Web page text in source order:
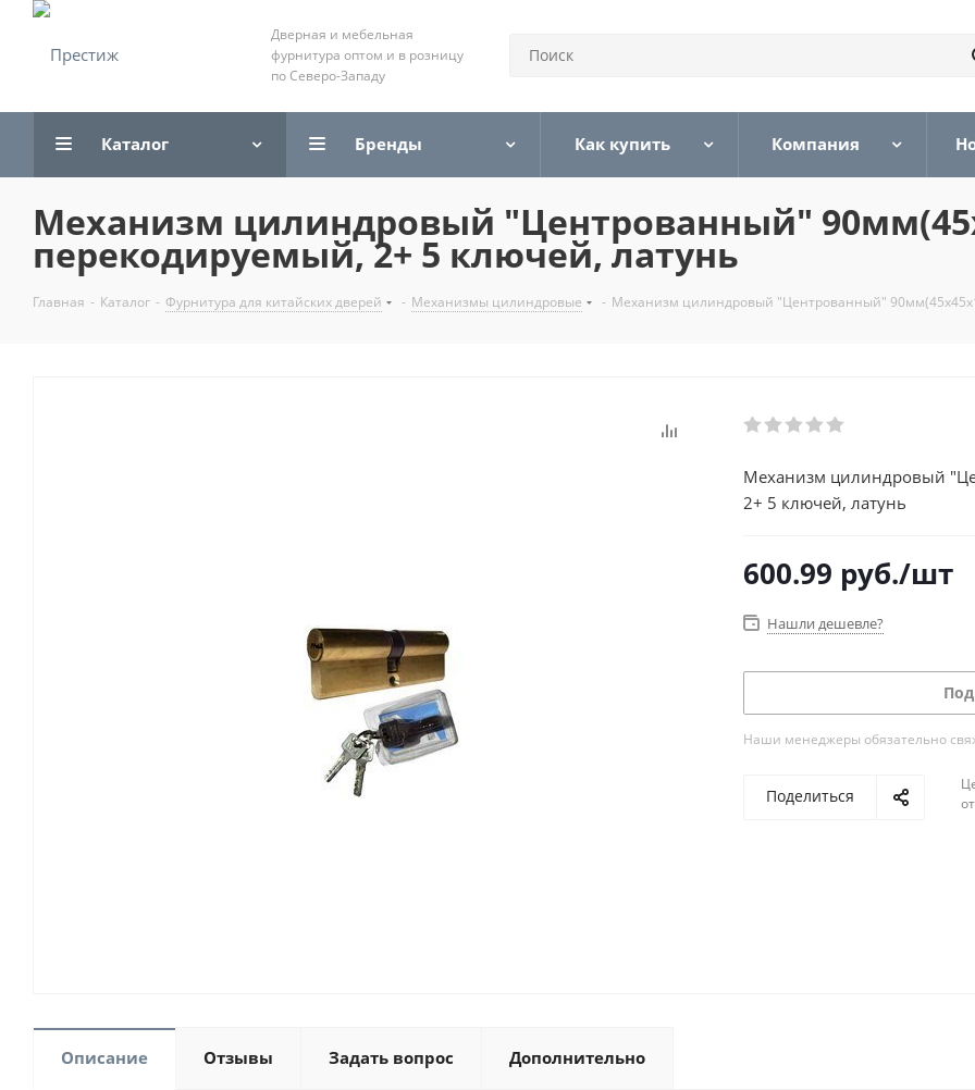
Дверная и мебельная
фурнитура оптом и в розницу
по Северо-Западу
Каталог Бренды Как купить Компания
Механизм цилиндровый "Центрованный"
перекодируемый, 2+ 5 ключей, латунь
Главная - Каталог - Фурнитура для китайских дверей - Механизмы цилиндровые - Механизм цилиндровый "Центрованный"
Механизм цилиндровый
2+ 5 ключей, латунь
600.99 руб./шт
Нашли дешевле?
Наши менеджеры обязательно
Поделиться
Описание Отзывы Задать вопрос Дополнительно